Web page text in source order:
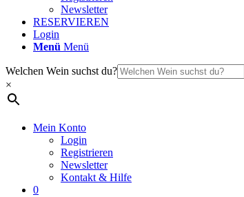
Newsletter
RESERVIEREN
Login
Menü Menü
Welchen Wein suchst du?
×
Mein Konto
Login
Registrieren
Newsletter
Kontakt & Hilfe
0